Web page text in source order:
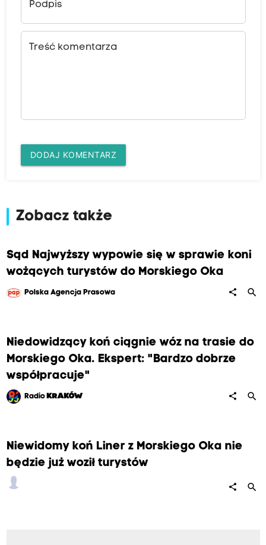
Podpis
Treść komentarza
DODAJ KOMENTARZ
Zobacz także
Sąd Najwyższy wypowie się w sprawie koni
wożących turystów do Morskiego Oka
Polska Agencja Prasowa share search
Niedowidzący koń ciągnie wóz na trasie do
Morskiego Oka. Ekspert: "Bardzo dobrze
współpracuje"
Radio KRAKÓW share search
Niewidomy koń Liner z Morskiego Oka nie
będzie już woził turystów
share search